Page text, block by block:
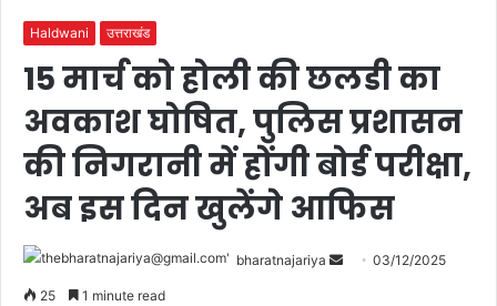
Haldwani उत्तराखंड
15 मार्च को होली की छलडी का
अवकाश घोषित, पुलिस प्रशासन
की निगरानी में होंगी बोर्ड परीक्षा,
अब इस दिन खुलेंगे आफिस
bharatnajariya 03/12/2025
25 1 minute read